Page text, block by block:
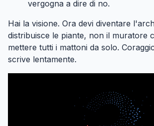
vergogna a dire di no.
Hai la visione. Ora devi diventare
distribuisce le piante, non il muratore
mettere tutti i mattoni da solo.
scrive lentamente.